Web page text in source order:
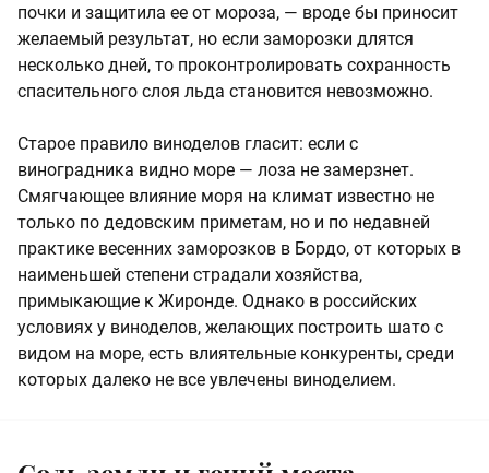
почки и защитила ее от мороза, — вроде бы приносит
желаемый результат, но если заморозки длятся
несколько дней, то проконтролировать сохранность
спасительного слоя льда становится невозможно.
Старое правило виноделов гласит: если с
виноградника видно море — лоза не замерзнет.
Смягчающее влияние моря на климат известно не
только по дедовским приметам, но и по недавней
практике весенних заморозков в Бордо, от которых в
наименьшей степени страдали хозяйства,
примыкающие к Жиронде. Однако в российских
условиях у виноделов, желающих построить шато с
видом на море, есть влиятельные конкуренты, среди
которых далеко не все увлечены виноделием.